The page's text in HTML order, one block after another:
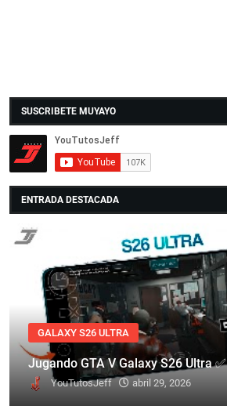
SUSCRIBETE MUYAYO
ENTRADA DESTACADA
GALAXY S26 ULTRA
Jugando GTA V Galaxy S26 Ultra ✅
YouTutosJeff abril 29, 2026